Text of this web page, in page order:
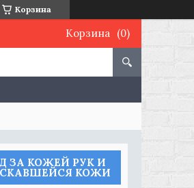
Корзина
Корзина
ЗА КОЖЕЙ РУК И
КОЖИ